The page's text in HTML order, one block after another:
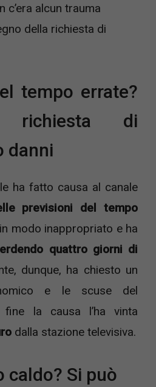
c’era alcun trauma
della richiesta di
tempo errate?
di
danni
ha fatto causa al canale
previsioni del tempo
modo inappropriato e ha
quattro giorni di
dunque, ha chiesto un
e le scuse del
fine la causa l’ha vinta
dalla stazione televisiva.
caldo? Si può